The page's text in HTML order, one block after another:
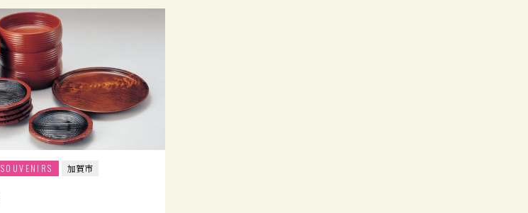
SOUVENIRS 加賀市